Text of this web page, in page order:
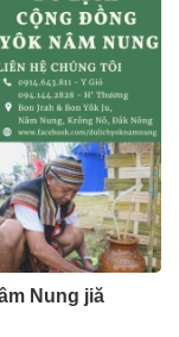
Nung jiă